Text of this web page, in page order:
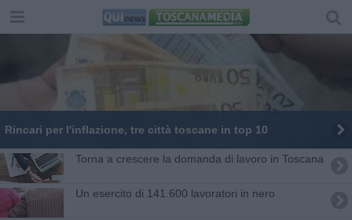
Rincari per l'inflazione, tre città toscane in top 10
Torna a crescere la domanda di lavoro in Toscana
Un esercito di 141.600 lavoratori in nero